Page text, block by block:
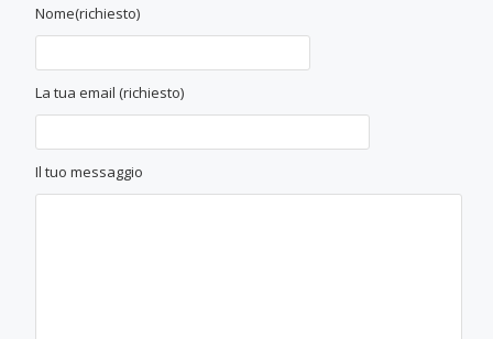
Nome(richiesto)
La tua email (richiesto)
Il tuo messaggio